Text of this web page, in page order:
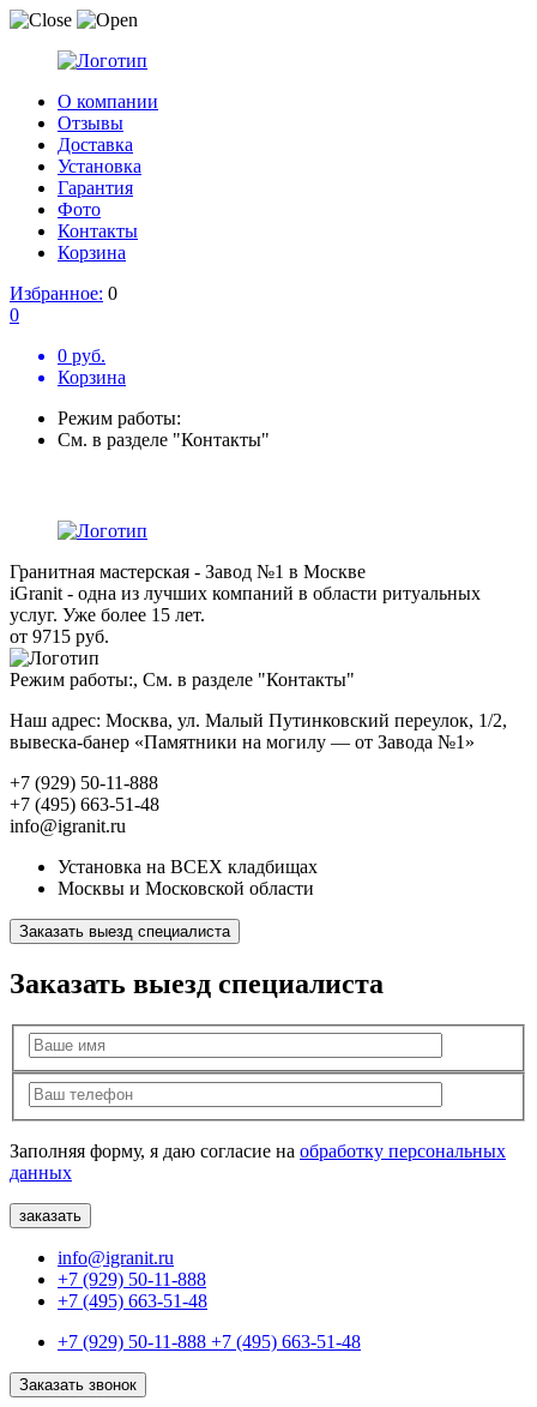
О компании
Отзывы
Доставка
Установка
Гарантия
Фото
Контакты
Корзина
Избранное: 0
0
0 руб.
Корзина
Режим работы:
См. в разделе "Контакты"
Гранитная мастерская - Завод №1 в Москве
iGranit - одна из лучших компаний в области ритуальных
услуг. Уже более 15 лет.
от 9715 руб.
Режим работы:, См. в разделе "Контакты"
Наш адрес: Москва, ул. Малый Путинковский переулок, 1/2,
вывеска-банер «Памятники на могилу — от Завода №1»
+7 (929) 50-11-888
+7 (495) 663-51-48
info@igranit.ru
Установка на ВСЕХ кладбищах
Москвы и Московской области
Заказать выезд специалиста
Заказать выезд специалиста
Заполняя форму, я даю согласие на обработку персональных
данных
info@igranit.ru
+7 (929) 50-11-888
+7 (495) 663-51-48
+7 (929) 50-11-888 +7 (495) 663-51-48
Заказать звонок